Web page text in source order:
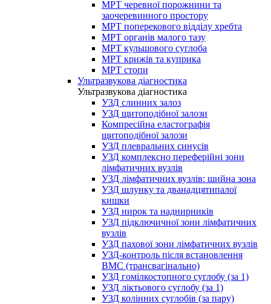
МРТ черевної порожнини та
заочеревинного простору
МРТ поперекового відділу хребта
МРТ органів малого тазу
МРТ кульшового суглоба
МРТ крижів та куприка
МРТ стопи
Ультразвукова діагностика
Ультразвукова діагностика
УЗД слинних залоз
УЗД щитоподібної залози
Компресійна еластографія
щитоподібної залози
УЗД плевральних синусів
УЗД комплексно переферійні зони
лімфатичних вузлів
УЗД лімфатичних вузлів: шийна зона
УЗД шлунку та дванадцятипалої
кишки
УЗД нирок та наднирників
УЗД підключичної зони лімфатичних
вузлів
УЗД пахової зони лімфатичних вузлів
УЗД-контроль після встановлення
ВМС (трансвагінально)
УЗД гомілкостопного суглобу (за 1)
УЗД ліктьового суглобу (за 1)
УЗД колінних суглобів (за пару)